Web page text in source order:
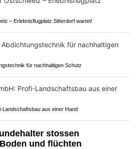
– Erlebnisflugplatz Sitterdorf wartet!
für nachhaltigen Schutz
Landschaftsbau aus einer Hand
stossen
und flüchten